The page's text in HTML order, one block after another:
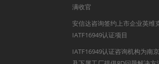
满收官
安信达咨询签约上市企业英维
IATF16949认证项目
IATF16949认证咨询机构为南